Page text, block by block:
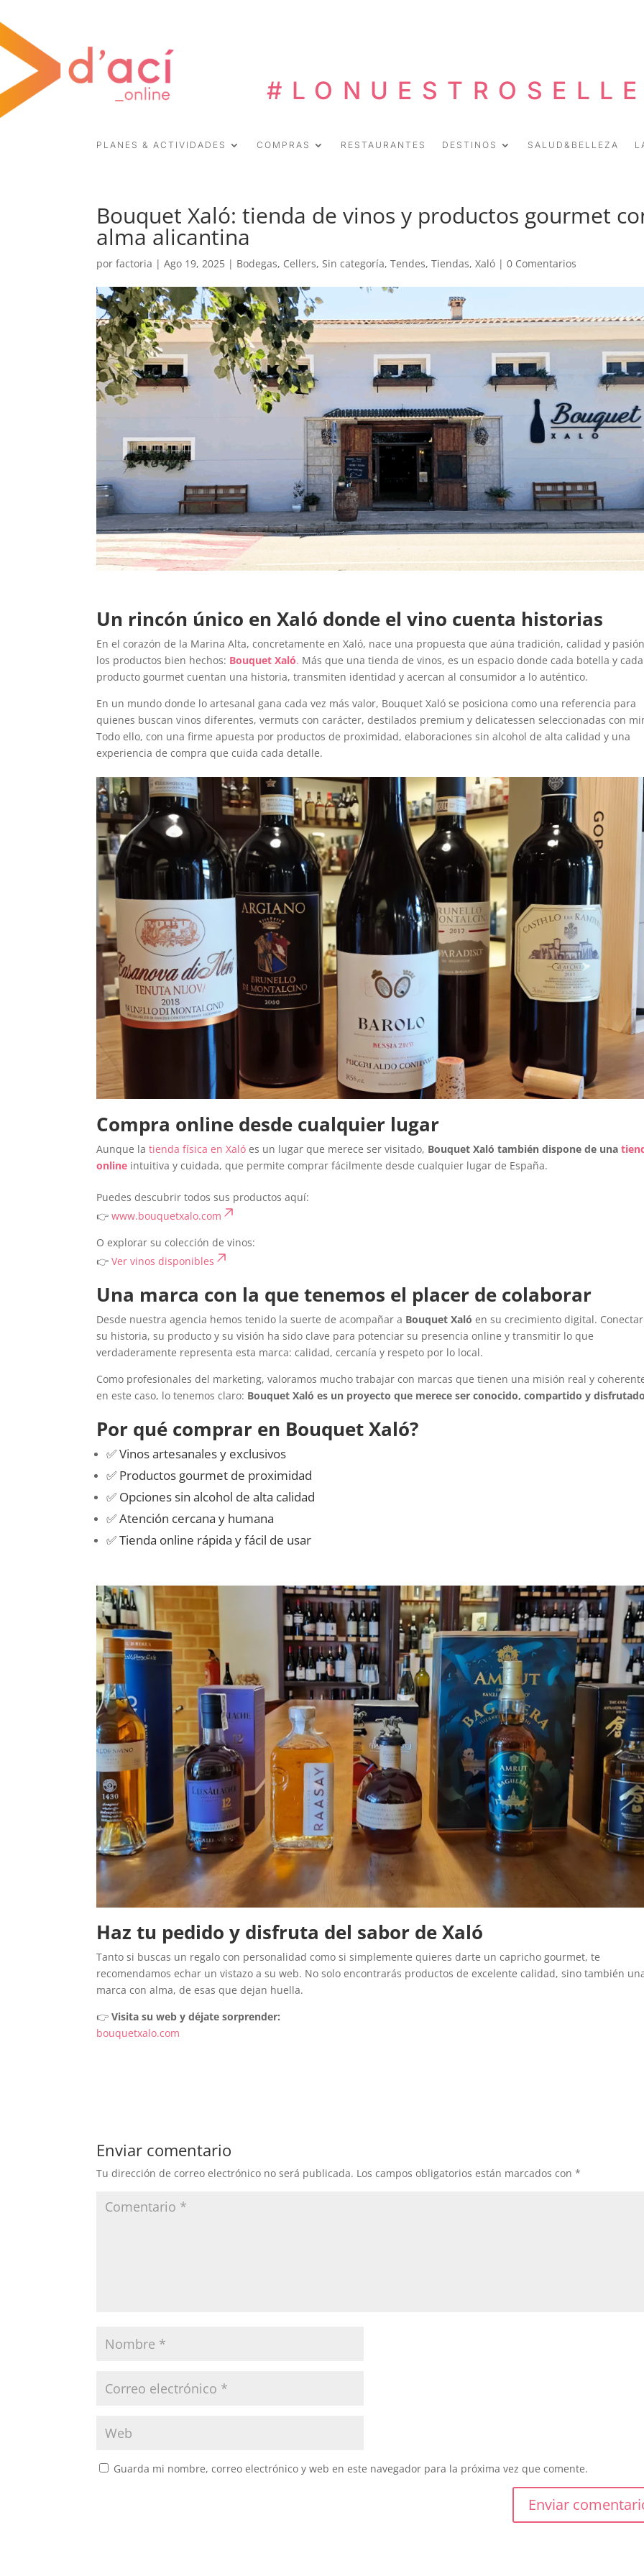
PLANES & ACTIVIDADES COMPRAS RESTAURANTES DESTINOS SALUD&BELLEZA
Bouquet Xaló: tienda de vinos y productos gourmet
alma alicantina
porfactoria |Ago 19, 2025 | Bodegas, Cellers, Sin categoría,Tendes,Tiendas,Xaló |0 Comentarios
Un rincón único en Xaló donde el vino cuenta historias
En el corazón de la Marina Alta, concretamente en Xaló, nace una propuesta que aúna tradición, calidad y
los productos bien hechos: Bouquet Xaló. Más que una tienda de vinos, es un espacio donde cada botella y cada
producto gourmet cuentan una historia, transmiten identidad y acercan al consumidor a lo auténtico.
En un mundo donde lo artesanal gana cada vez más valor, Bouquet Xaló se posiciona como una referencia para
quienes buscan vinos diferentes, vermuts con carácter, destilados premium y delicatessen seleccionadas con
Todo ello, con una firme apuesta por productos de proximidad, elaboraciones sin alcohol de alta calidad y una
experiencia de compra que cuida cada detalle.
Compra online desde cualquier lugar
Aunque latienda física en Xaló es un lugar que merece ser visitado, Bouquet Xaló también dispone de una
online intuitiva y cuidada, que permite comprar fácilmente desde cualquier lugar de España.
Puedes descubrir todos sus productos aquí:
👉www.bouquetxalo.com
O explorar su colección de vinos:
👉Ver vinos disponibles
Una marca con la que tenemos el placer de colaborar
Desde nuestra agencia hemos tenido la suerte de acompañar a Bouquet Xaló en su crecimiento digital.
su historia, su producto y su visión ha sido clave para potenciar su presencia online y transmitir lo que
verdaderamente representa esta marca: calidad, cercanía y respeto por lo local.
Como profesionales del marketing, valoramos mucho trabajar con marcas que tienen una misión real y
en este caso, lo tenemos claro: Bouquet Xaló es un proyecto que merece ser conocido, compartido y
Por qué comprar en Bouquet Xaló?
✅ Vinos artesanales y exclusivos
✅ Productos gourmet de proximidad
✅ Opciones sin alcohol de alta calidad
✅ Atención cercana y humana
✅ Tienda online rápida y fácil de usar
Haz tu pedido y disfruta del sabor de Xaló
Tanto si buscas un regalo con personalidad como si simplemente quieres darte un capricho gourmet, te
recomendamos echar un vistazo a su web. No solo encontrarás productos de excelente calidad, sino también
marca con alma, de esas que dejan huella.
👉Visita su web y déjate sorprender:
bouquetxalo.com
Enviar comentario
Tu dirección de correo electrónico no será publicada. Los campos obligatorios están marcados con*
Guarda mi nombre, correo electrónico y web en este navegador para la próxima vez que comente.